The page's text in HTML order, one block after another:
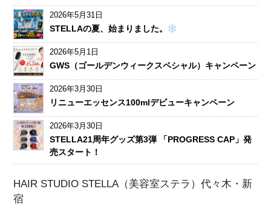
2026年5月31日
STELLAの夏、始まりました。
2026年5月1日
GWS（ゴールデンウィークスペシャル）キャンペーン
2026年3月30日
リニューエッセンス100mlデビューキャンペーン
2026年3月30日
STELLA21周年グッズ第3弾 「PROGRESS CAP」発
売スタート！
HAIR STUDIO STELLA（美容室ステラ）代々木・新
宿